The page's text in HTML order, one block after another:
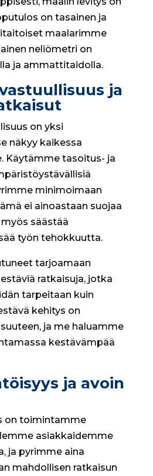
on tasainen ja
maalarimme
neliömetri on
ja ammattitaidolla.
ja
on yksi
näkyy kaikessa
Käytämme tasoitus- ja
minimoimaan
ei ainoastaan suojaa
säästää
työn tehokkuutta.
tarjoamaan
ratkaisuja, jotka
tarpeitaan kuin
kehitys on
ja me haluamme
kestävämpää
ja avoin
on toimintamme
asiakkaidemme
ja pyrimme aina
mahdollisen ratkaisun